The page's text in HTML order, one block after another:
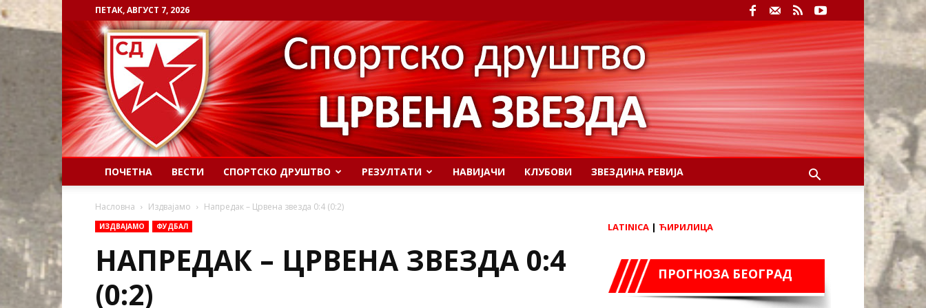
ПЕТАК, АВГУСТ 7, 2026
ПОЧЕТНА ВЕСТИ СПОРТСКО ДРУШТВО РЕЗУЛТАТИ НАВИЈАЧИ КЛУБОВИ ЗВЕЗДИНА РЕВИЈА
Насловна Издвајамо Напредак – Црвена звезда 0:4 (0:2)
ИЗДВАЈАМО ФУДБАЛ
НАПРЕДАК – ЦРВЕНА ЗВЕЗДА 0:4
(0:2)
LATINICA | ЋИРИЛИЦА
ПРОГНОЗА БЕОГРАД